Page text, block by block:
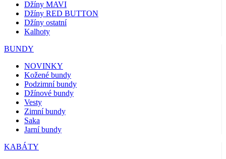
Džíny MAVI
Džíny RED BUTTON
Džíny ostatní
Kalhoty
BUNDY
NOVINKY
Kožené bundy
Podzimní bundy
Džínové bundy
Vesty
Zimní bundy
Saka
Jarní bundy
KABÁTY